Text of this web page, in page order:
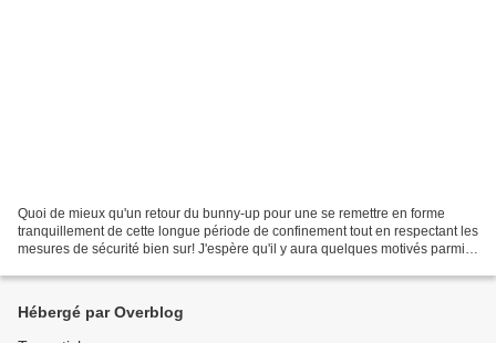
Quoi de mieux qu'un retour du bunny-up pour une se remettre en forme
tranquillement de cette longue période de confinement tout en respectant les
mesures de sécurité bien sur! J'espère qu'il y aura quelques motivés parmi
Hébergé par Overblog